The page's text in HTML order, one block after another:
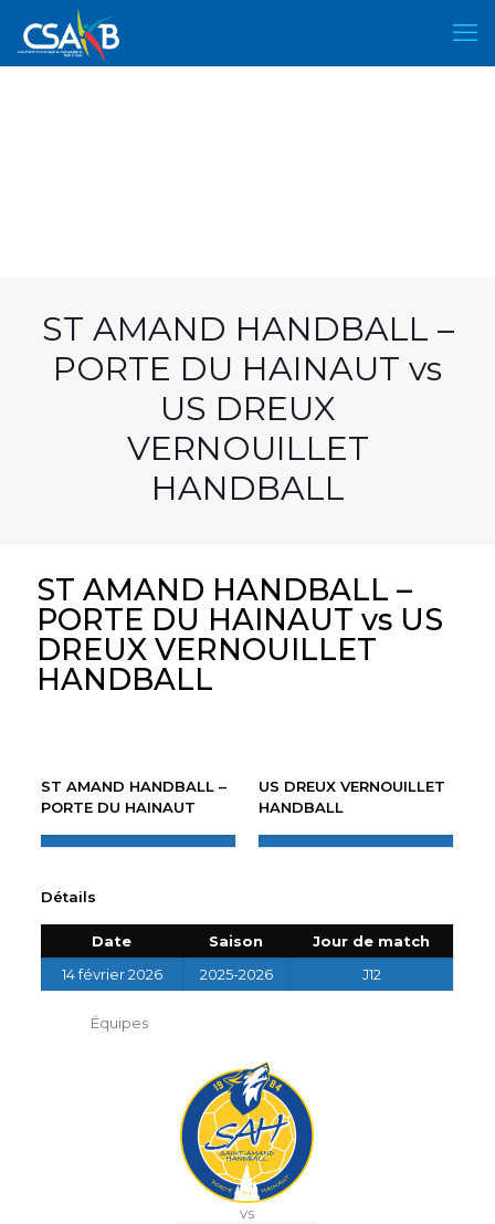
ST AMAND HANDBALL –
PORTE DU HAINAUT vs
US DREUX
VERNOUILLET
HANDBALL
ST AMAND HANDBALL –
PORTE DU HAINAUT vs US
DREUX VERNOUILLET
HANDBALL
ST AMAND HANDBALL –
PORTE DU HAINAUT
US DREUX VERNOUILLET
HANDBALL
Détails
Date Saison
Jour de match
14 février 2026
2025-2026 J12
Équipes
vs